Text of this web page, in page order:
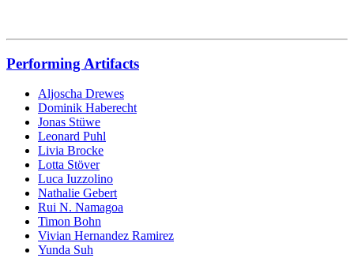
Performing Artifacts
Aljoscha Drewes
Dominik Haberecht
Jonas Stüwe
Leonard Puhl
Livia Brocke
Lotta Stöver
Luca Iuzzolino
Nathalie Gebert
Rui N. Namagoa
Timon Bohn
Vivian Hernandez Ramirez
Yunda Suh